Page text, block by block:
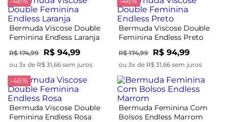
Bermuda Viscose Double
Feminina Endless Laranja
R$ 174,99 R$ 94,99
ou 3x de R$ 31,66 sem juros
Bermuda Viscose Double
Feminina Endless Preto
R$ 174,99 R$ 94,99
ou 3x de R$ 31,66 sem juros
-46%
Bermuda Viscose Double
Feminina Endless Rosa
Bermuda Feminina Com
Bolsos Endless Marrom